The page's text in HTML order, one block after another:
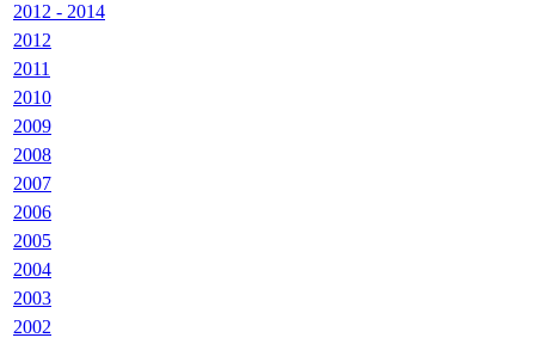
2012 - 2014
2012
2011
2010
2009
2008
2007
2006
2005
2004
2003
2002